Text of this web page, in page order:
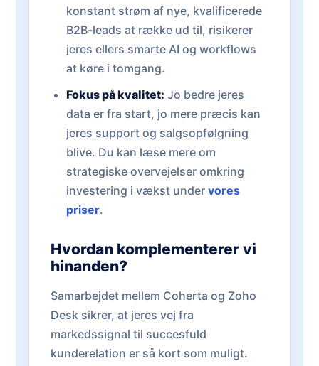
konstant strøm af nye, kvalificerede
B2B-leads at række ud til, risikerer
jeres ellers smarte AI og workflows
at køre i tomgang.
Fokus på kvalitet: Jo bedre jeres
data er fra start, jo mere præcis kan
jeres support og salgsopfølgning
blive. Du kan læse mere om
strategiske overvejelser omkring
investering i vækst under vores
priser.
Hvordan komplementerer vi
hinanden?
Samarbejdet mellem Coherta og Zoho
Desk sikrer, at jeres vej fra
markedssignal til succesfuld
kunderelation er så kort som muligt.